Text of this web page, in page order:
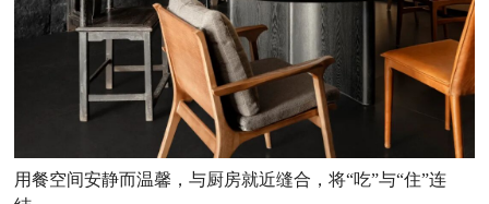
用餐空间安静而温馨，与厨房就近缝合，将“吃”与“住”连